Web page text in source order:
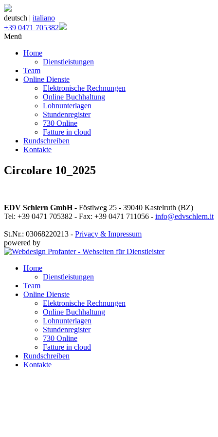
deutsch | italiano
+39 0471 705382
Menü
Home
Dienstleistungen
Team
Online Dienste
Elektronische Rechnungen
Online Buchhaltung
Lohnunterlagen
Stundenregister
730 Online
Fatture in cloud
Rundschreiben
Kontakte
Circolare 10_2025
EDV Schlern GmbH- Föstlweg 25 - 39040 Kastelruth (BZ)
Tel: +39 0471 705382 - Fax: +39 0471 711056 - info@edvschlern.it
St.Nr.: 03068220213 - Privacy & Impressum
powered by
Home
Dienstleistungen
Team
Online Dienste
Elektronische Rechnungen
Online Buchhaltung
Lohnunterlagen
Stundenregister
730 Online
Fatture in cloud
Rundschreiben
Kontakte